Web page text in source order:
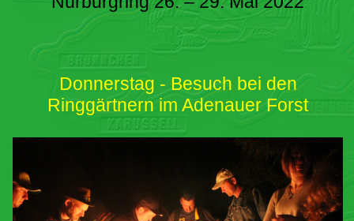
Donnerstag - Besuch bei den
Ringgärtnern im Adenauer Forst